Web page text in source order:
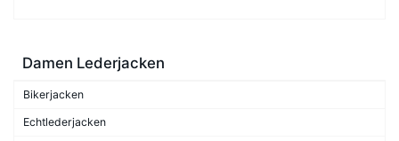
Damen Lederjacken
Bikerjacken
Echtlederjacken